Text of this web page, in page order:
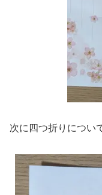
次に四つ折りについ